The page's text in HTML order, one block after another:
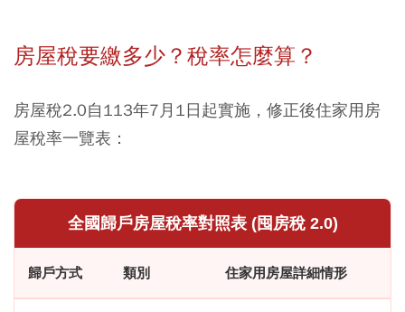
房屋稅要繳多少？稅率怎麼算？
房屋稅2.0自113年7月1日起實施，修正後住家用房
屋稅率一覽表：
全國歸戶房屋稅率對照表 (囤房稅 2.0)
歸戶方式 類別 住家用房屋詳細情形